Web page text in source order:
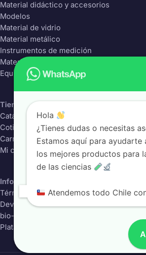
Material didáctico y accesorios
Modelos
Material de vidrio
Material metálico
Instrumentos de medición
Material Plástico
Equipos de laboratorio
Tienda
Catálogo completo
Cotizador
Carrito
Mi cuenta
Información
Términos y condiciones
Devoluciones
bio-class.com
Plataforma educativa
Hola
¿Tienes dudas o necesitas
Estamos aquí para ayudarte
los mejores productos para
de las ciencias
Atendemos todo Chile